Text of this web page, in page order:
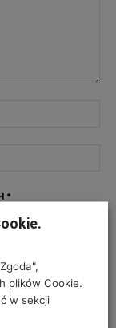
*
go wyłącznie do
plików Cookie.
w sekcji